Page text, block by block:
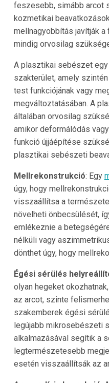
feszesebb, simább arcot
kozmetikai
mellnagyobbítás javítják
mindig orvosilag
A plasztikai sebészet
szakterület, amely
test funkciójának vagy
megváltoztatásában. A
általában orvosilag
amikor deformálódás
funkció újjáépítése
plasztikai sebészeti
Mellrekonstrukció: Egy
úgy, hogy
visszaállítsa a
növelheti önbecsülését,
emlékeznie a
nélküli vagy
dönthet úgy, hogy
Égési sérülés
olyan hegeket
az arcot, szinte
szakemberek égési
legújabb mikrosebészeti
alkalmazásával segítik a
legtermészetesebb
esetén visszaállítsák az